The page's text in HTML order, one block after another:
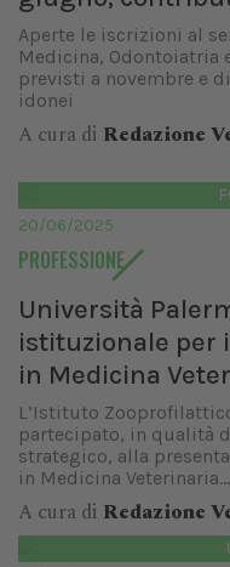
Aperte le iscrizioni al
Medicina, Odontoiatria
previsti a novembre e
idonei
A cura di Redazione
20/06/2025
PROFESSIONE
Università
istituzionale per
in Medicina
L’Istituto
partecipato, in qualità
strategico, alla
in Medicina Veterinaria...
A cura di Redazione